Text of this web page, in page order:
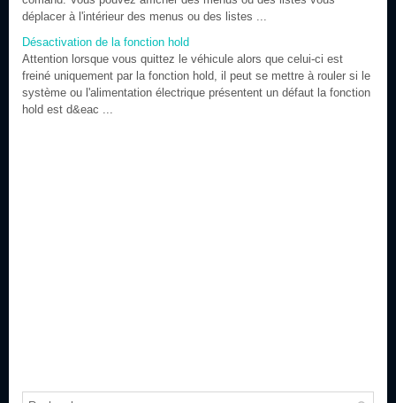
déplacer à l'intérieur des menus ou des listes ...
Désactivation de la fonction hold
Attention lorsque vous quittez le véhicule alors que celui-ci est
freiné uniquement par la fonction hold, il peut se mettre à rouler si le
système ou l'alimentation électrique présentent un défaut la fonction
hold est d&eac ...